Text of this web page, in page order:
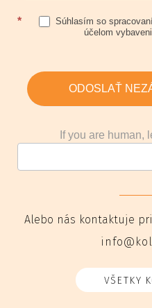
*
Súhlasím so
účelom
ODOSLAŤ
If you are human,
Alebo nás kontaktuje
VŠETKY